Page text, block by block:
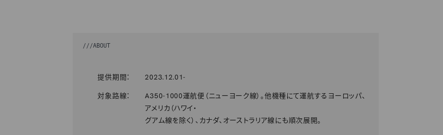
///ABOUT
提供期間： 2023.12.01-
対象路線：
A350-1000運航便（ニューヨーク線）。他機種にて運航するヨーロッパ、
アメリカ（ハワイ・
グアム線を除く）、カナダ、オーストラリア線にも順次展開。